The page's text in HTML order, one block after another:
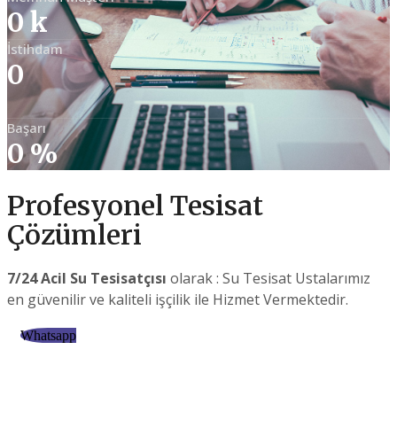
0k
İstihdam
0
Başarı
0%
Profesyonel Tesisat
Çözümleri
7/24 Acil Su Tesisatçısı olarak : Su Tesisat Ustalarımız
en güvenilir ve kaliteli işçilik ile Hizmet Vermektedir.
Whatsapp